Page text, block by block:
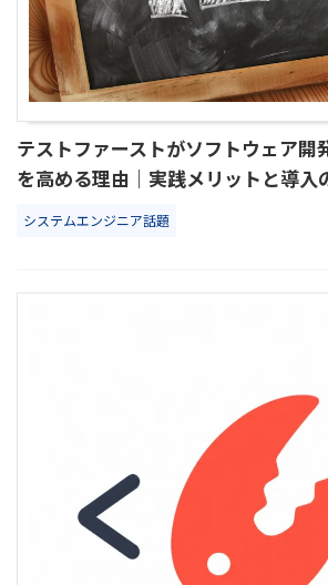
テストファーストがソフトウェア開
を高める理由｜実践メリットと導入
システムエンジニア話題